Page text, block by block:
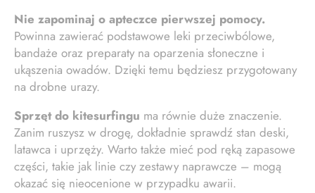
Nie zapominaj o apteczce pierwszej pomocy.
Powinna zawierać podstawowe leki przeciwbólowe,
bandaże oraz preparaty na oparzenia słoneczne i
ukąszenia owadów. Dzięki temu będziesz przygotowany
na drobne urazy.
Sprzęt do kitesurfingu ma równie duże znaczenie.
Zanim ruszysz w drogę, dokładnie sprawdź stan deski,
latawca i uprzęży. Warto także mieć pod ręką zapasowe
części, takie jak linie czy zestawy naprawcze – mogą
okazać się nieocenione w przypadku awarii.